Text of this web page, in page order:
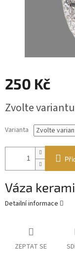
250 Kč
cena:
Zvolte variantu
Varianta
Váza
Detailní informace
ZEPTAT SE